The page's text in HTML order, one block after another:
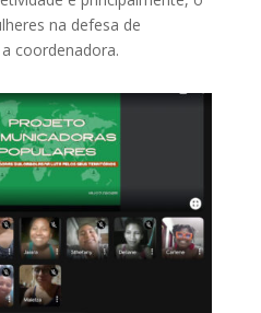
na defesa de
coordenadora.